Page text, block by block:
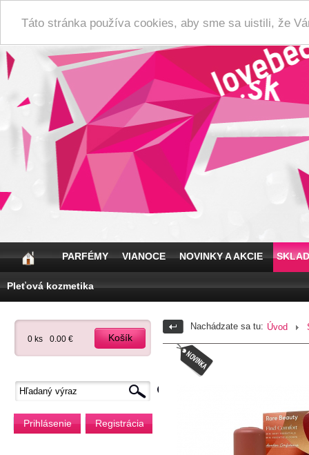
Táto stránka používa cookies, aby sme sa uistili, že
PARFÉMY VIANOCE NOVINKY A AKCIE
Pleťová kozmetika
0 ks 0.00 € Košík
Prihlásenie Registrácia
Nachádzate sa tu: Úvod